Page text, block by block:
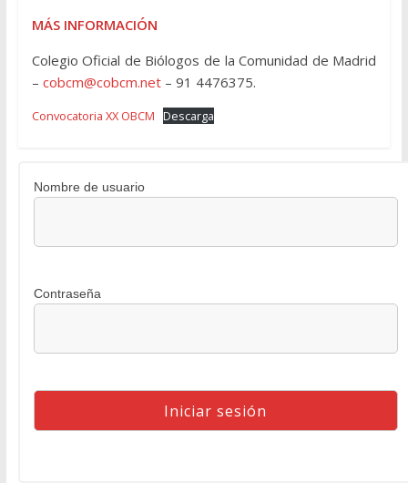
MÁS INFORMACIÓN
Colegio Oficial de Biólogos de la Comunidad de Madrid
– cobcm@cobcm.net– 91 4476375.
Convocatoria XX OBCM Descarga
Nombre de usuario
Contraseña